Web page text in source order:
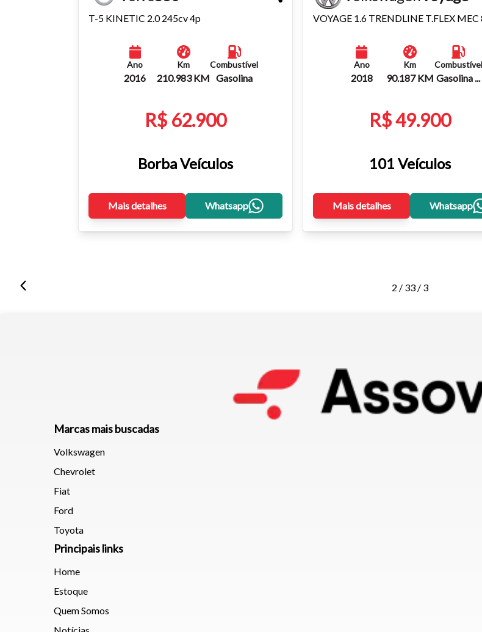
T-5 KINETIC 2.0 245cv 4p
Ano
2016
Km
210.983 KM
Combustível
Gasolina
R$ 62.900
Borba Veículos
Mais detalhes Whatsapp
VOYAGE 1.6 TRENDLINE T.FLEX MEC
Ano
2018
Km
90.187 KM
Combustível
Gasolina ...
R$ 49.900
101 Veículos
Mais detalhes Whatsapp
2 / 33 / 3
Marcas mais buscadas
Volkswagen
Chevrolet
Fiat
Ford
Toyota
Principais links
Home
Estoque
Quem Somos